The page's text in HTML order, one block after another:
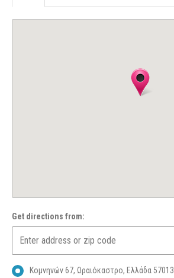
Get directions from:
Κομνηνών 67, Ωραιόκαστρο, Ελλάδα 57013